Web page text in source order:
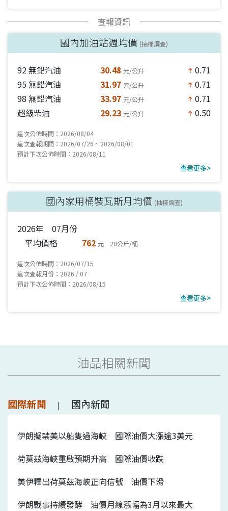
查報資訊
國內加油站週均價 (抽樣調查)
92 無鉛汽油 30.48 元/公升 north 0.71
95 無鉛汽油
31.97 元/公升 north 0.71
98 無鉛汽油
33.97 元/公升 north 0.71
超級柴油
29.23 元/公升 north 0.50
這次公佈時間：2026/08/04
這次查報期間：2026/07/26 ~ 2026/08/01
預計下次公佈時間：2026/08/11
查看更多>
國內家用桶裝瓦斯月均價 (抽樣調查)
2026年 07月份
平均價格
762 元 20公斤/桶
這次公佈時間：2026/07/15
這次查報月份：2026 / 07
預計下次公佈時間：2026/08/15
查看更多>
油品相關新聞
國際新聞 | 國內新聞
伊朗擬禁美以船隻過海峽 國際油價大漲逾3美元
荷莫茲海峽重啟預期升高 國際油價收跌
美伊釋出荷莫茲海峽正向信號 油價下滑
伊朗戰事持續發酵 油價月線漲幅為3月以來最大